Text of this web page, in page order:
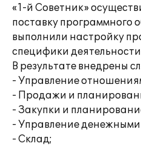
«1-й Советник»
поставку программного
выполнили настройку
специфики
В результате внедрены
- Управление
- Продажи и
- Закупки и
- Управление
- Склад;